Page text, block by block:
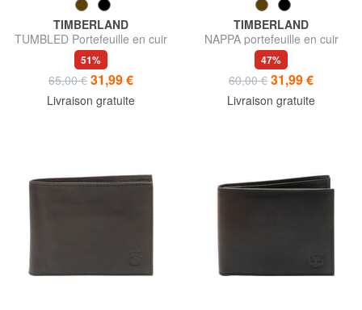
TIMBERLAND
TUMBLED Portefeuille en cuir
avec porte-monnaie
51%
65,00 € 31,99 €
Livraison gratuite
TIMBERLAND
NAPPA portefeuille en cuir
47%
60,00 € 31,99 €
Livraison gratuite